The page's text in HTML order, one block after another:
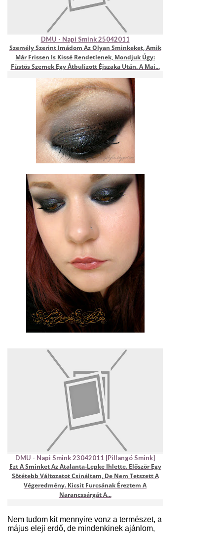
DMU - Napi Smink 25042011
Személy Szerint Imádom Az Olyan Sminkeket, Amik
Már Frissen Is Kissé Rendetlenek, Mondjuk Úgy:
Füstös Szemek Egy Átbulizott Éjszaka Után. A Mai...
DMU - Napi Smink 23042011 [pillangó Smink]
Ezt A Sminket Az Atalanta-Lepke Ihlette. Először Egy
Sötétebb Változatot Csináltam, De Nem Tetszett A
Végeredmény. Kicsit Furcsának Éreztem A
Narancssárgát A...
Nem tudom kit mennyire vonz a természet, a
május eleji erdő, de mindenkinek ajánlom,